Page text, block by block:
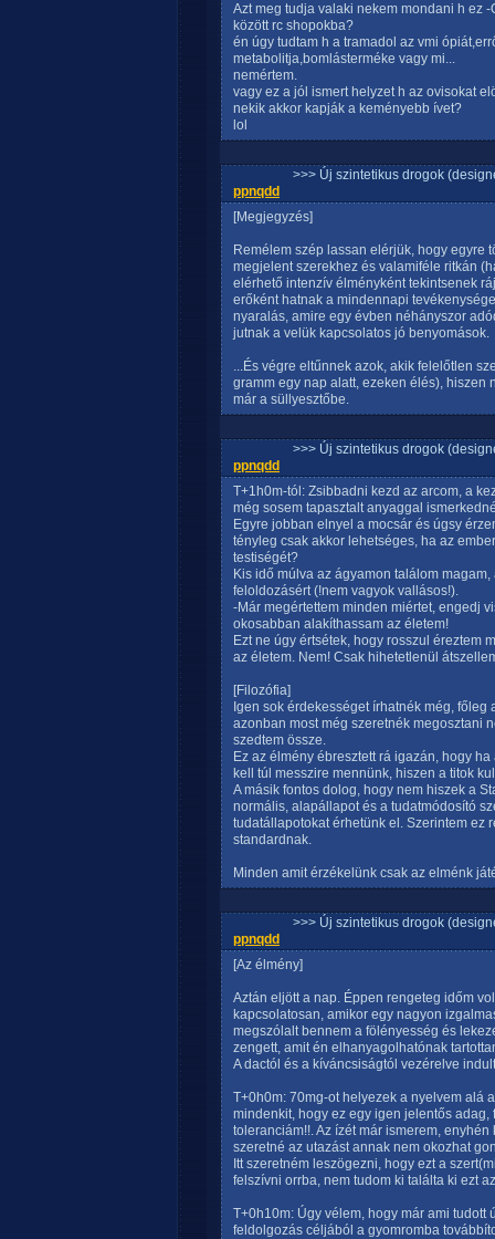
Azt meg tudja valaki nekem mondani h ez
között rc shopokba?
én úgy tudtam h a tramadol az vmi
metabolitja,bomlásterméke vagy mi...
nemértem.
vagy ez a jól ismert helyzet h az ovisokat
nekik akkor kapják a keményebb ívet?
lol
>>> Új szintetikus drogok
ppnqdd
[Megjegyzés]
Remélem szép lassan elérjük, hogy
megjelent szerekhez és valamiféle ritkán
elérhető intenzív élményként tekintsenek
erőként hatnak a mindennapi
nyaralás, amire egy évben néhányszor
jutnak a velük kapcsolatos jó benyomások.
...És végre eltűnnek azok, akik felelőtlen
gramm egy nap alatt, ezeken élés), hiszen
már a süllyesztőbe.
>>> Új szintetikus drogok
ppnqdd
T+1h0m-tól: Zsibbadni kezd az arcom, a
még sosem tapasztalt anyaggal
Egyre jobban elnyel a mocsár és úgsy
tényleg csak akkor lehetséges, ha az
testiségét?
Kis idő múlva az ágyamon találom
feloldozásért (!nem vagyok vallásos!).
-Már megértettem minden miértet, engedj
okosabban alakíthassam az életem!
Ezt ne úgy értsétek, hogy rosszul éreztem
az életem. Nem! Csak hihetetlenül
[Filozófia]
Igen sok érdekességet írhatnék még,
azonban most még szeretnék megosztani
szedtem össze.
Ez az élmény ébresztett rá igazán, hogy
kell túl messzire mennünk, hiszen a titok
A másik fontos dolog, hogy nem hiszek a
normális, alapállapot és a tudatmódosító
tudatállapotokat érhetünk el. Szerintem ez
standardnak.
Minden amit érzékelünk csak az elménk
>>> Új szintetikus drogok
ppnqdd
[Az élmény]
Aztán eljött a nap. Éppen rengeteg időm
kapcsolatosan, amikor egy nagyon
megszólalt bennem a fölényesség és
zengett, amit én elhanyagolhatónak
A dactól és a kíváncsiságtól vezérelve
T+0h0m: 70mg-ot helyezek a nyelvem alá
mindenkit, hogy ez egy igen jelentős
toleranciám!!. Az ízét már ismerem,
szeretné az utazást annak nem okozhat
Itt szeretném leszögezni, hogy ezt a
felszívni orrba, nem tudom ki találta ki ezt
T+0h10m: Úgy vélem, hogy már ami tudott
feldolgozás céljából a gyomromba